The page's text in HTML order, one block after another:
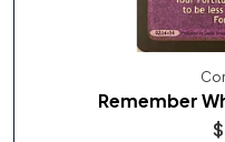
Remember